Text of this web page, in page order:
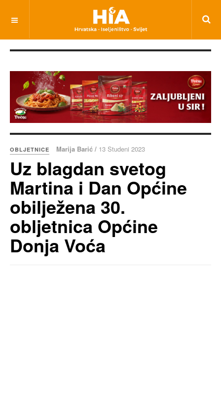
OBLJETNICE Marija Barić / 13 Studeni 2023
Uz blagdan svetog
Martina i Dan Općine
obilježena 30.
obljetnica Općine
Donja Voća